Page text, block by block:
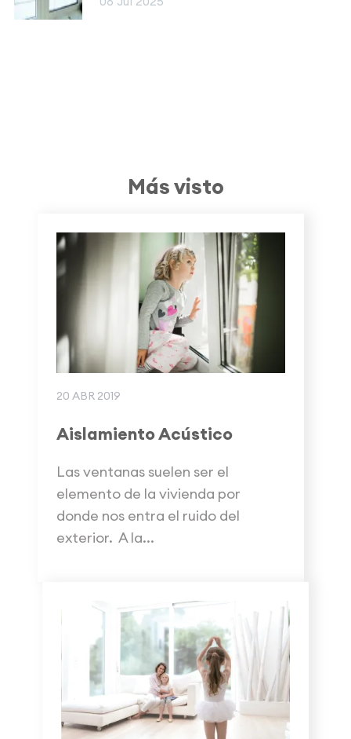
Más visto
20 ABR 2019
Aislamiento Acústico
Las ventanas suelen ser el
elemento de la vivienda por
donde nos entra el ruido del
exterior. A la...